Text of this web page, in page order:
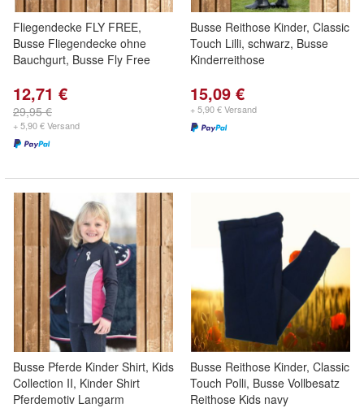
Fliegendecke FLY FREE,
Busse Fliegendecke ohne
Bauchgurt, Busse Fly Free
12,71 €
29,95 €
+ 5,90 € Versand
Busse Reithose Kinder, Classic
Touch Lilli, schwarz, Busse
Kinderreithose
15,09 €
+ 5,90 € Versand
Busse Pferde Kinder Shirt, Kids
Collection II, Kinder Shirt
Pferdemotiv Langarm
Busse Reithose Kinder, Classic
Touch Polli, Busse Vollbesatz
Reithose Kids navy